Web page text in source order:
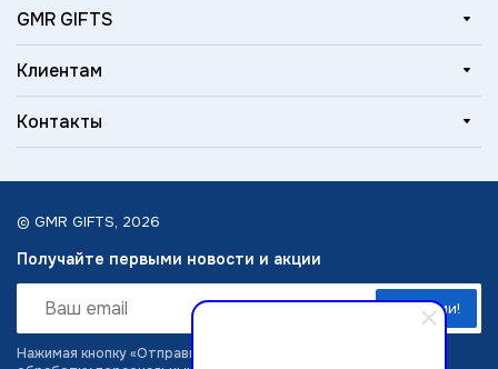
GMR GIFTS
Клиентам
Контакты
© GMR GIFTS, 2026
Получайте первыми новости и акции
Нажимая кнопку «Отправить заявку», вы даёте согласие на